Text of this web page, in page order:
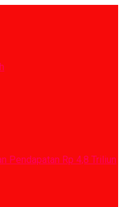
Pendapatan Rp 4,8 Triliun